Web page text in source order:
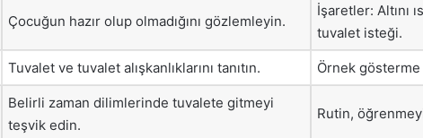
Çocuğun hazır olup olmadığını gözlemleyin.
İşaretler: Altını
tuvalet isteği.
Tuvalet ve tuvalet alışkanlıklarını tanıtın. Örnek gösterme
Belirli zaman dilimlerinde tuvalete gitmeyi
teşvik edin.
Rutin,